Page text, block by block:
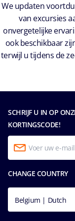
We updaten
van excursies
onvergetelijke
ook beschikbaar
terwijl u tijdens de
SCHRIJF U IN OP
KORTINGSCODE!
CHANGE COUNTRY
Belgium | Dutch